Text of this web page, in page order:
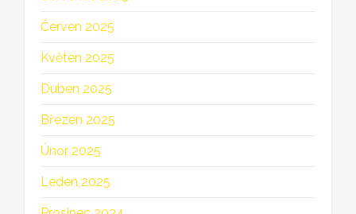
Červen 2025
Květen 2025
Duben 2025
Březen 2025
Únor 2025
Leden 2025